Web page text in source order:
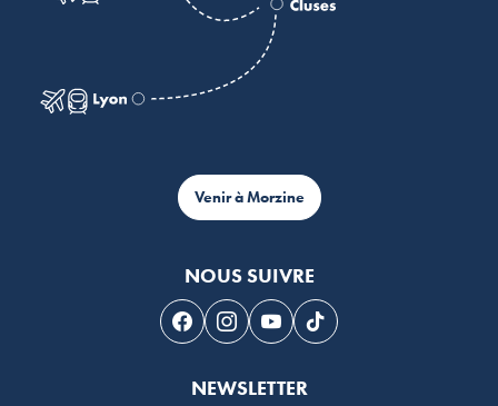
Venir à Morzine
NOUS SUIVRE
Suivez-nous sur Facebook
Suivez-nous sur Instagram
Suivez-nous sur Youtube
Suivez-nous sur
NEWSLETTER